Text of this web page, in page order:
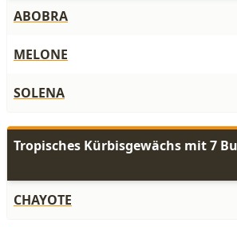
ABOBRA
MELONE
SOLENA
Tropisches Kürbisgewächs mit 7
CHAYOTE